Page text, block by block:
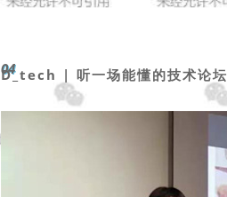
04
D_tech | 听一场能懂的技术论坛